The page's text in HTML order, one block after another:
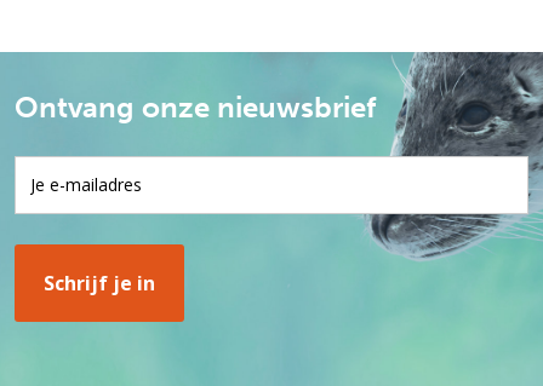
Ontvang onze nieuwsbrief